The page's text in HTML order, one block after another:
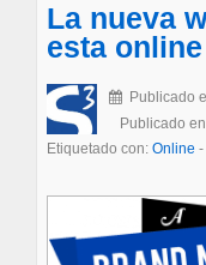
La nueva
esta online
Publicado
Publicado en
Etiquetado con: Online -